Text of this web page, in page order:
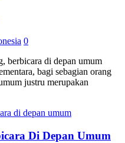
0
berbicara di depan umum
bagi sebagian orang
justru merupakan
Di Depan Umum